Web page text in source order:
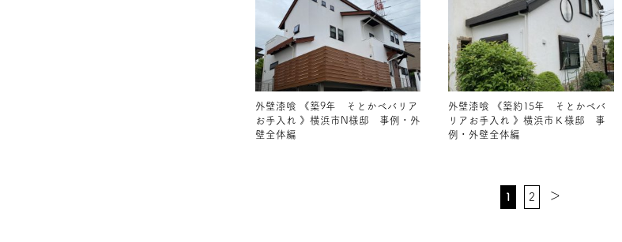
外壁漆喰 《築9年 そとかべバリア
お手入れ 》横浜市N様邸 事例・外
壁全体編
外壁漆喰 《築約15年 そとかべバ
リアお手入れ 》横浜市Ｋ様邸 事
例・外壁全体編
1 2 ＞